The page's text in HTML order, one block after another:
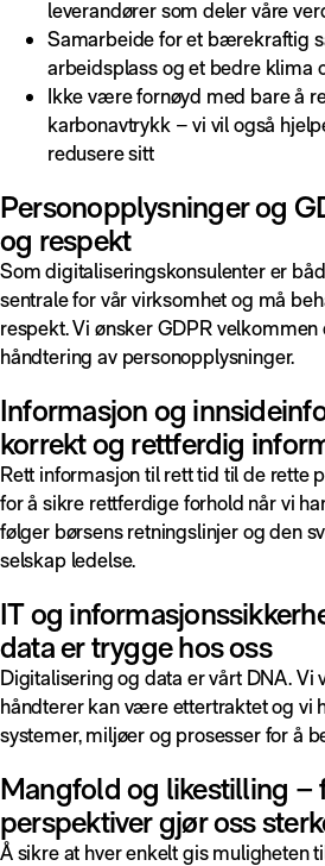
leverandører som deler våre
Samarbeide for et bærekraftig
arbeidsplass og et bedre klima
Ikke være fornøyd med bare å
karbonavtrykk – vi vil også
redusere sitt
Personopplysninger og
og respekt
Som digitaliseringskonsulenter er
sentrale for vår virksomhet og må
respekt. Vi ønsker GDPR
håndtering av personopplysninger.
Informasjon og
korrekt og rettferdig
Rett informasjon til rett tid til de rette
for å sikre rettferdige forhold når vi
følger børsens retningslinjer og den
selskap ledelse.
IT og
data er trygge hos oss
Digitalisering og data er vårt DNA. Vi
håndterer kan være ettertraktet og vi
systemer, miljøer og prosesser for å
Mangfold og likestilling –
perspektiver gjør oss
Å sikre at hver enkelt gis muligheten